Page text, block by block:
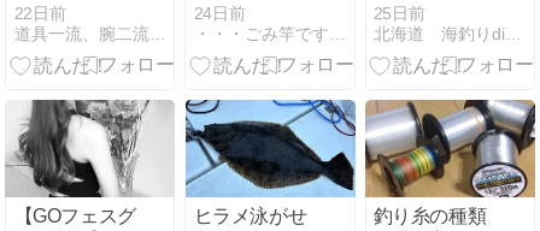
22日前
道具一流、腕二流、釣果三流･･･さまよう投げ釣り人
「SILSTAR
EC 5130」
24日前
・・・ごみ竿ですが 何か？
ポイントはフ
グ地獄】
25日前
北海道 海釣りdiary
【GOフェスグ
ヒラメ泳がせ
釣り糸の種類